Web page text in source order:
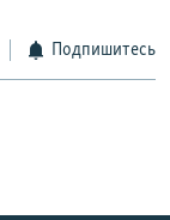
Подпишитесь